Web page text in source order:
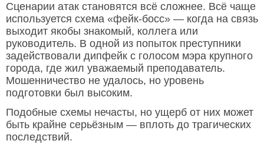
Сценарии атак становятся всё сложнее. Всё чаще
используется схема «фейк-босс» — когда на связь
выходит якобы знакомый, коллега или
руководитель. В одной из попыток преступники
задействовали дипфейк с голосом мэра крупного
города, где жил уважаемый преподаватель.
Мошенничество не удалось, но уровень
подготовки был высоким.
Подобные схемы нечасты, но ущерб от них может
быть крайне серьёзным — вплоть до трагических
последствий.